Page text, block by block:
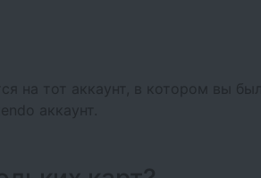
на тот аккаунт, в котором вы
аккаунт.